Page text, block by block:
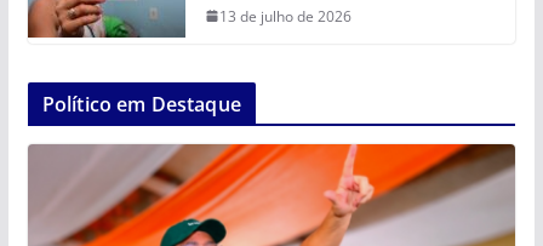
13 de julho de 2026
Político em Destaque